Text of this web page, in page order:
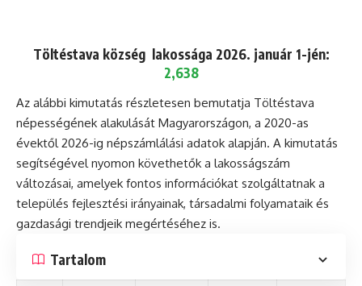
Töltéstava község lakossága 2026. január 1-jén:
2,638
Az alábbi kimutatás részletesen bemutatja Töltéstava
népességének alakulását Magyarországon, a 2020-as
évektől 2026-ig népszámlálási adatok alapján. A kimutatás
segítségével nyomon követhetők a lakosságszám
változásai, amelyek fontos információkat szolgáltatnak a
település fejlesztési irányainak, társadalmi folyamataik és
gazdasági trendjeik megértéséhez is.
Tartalom